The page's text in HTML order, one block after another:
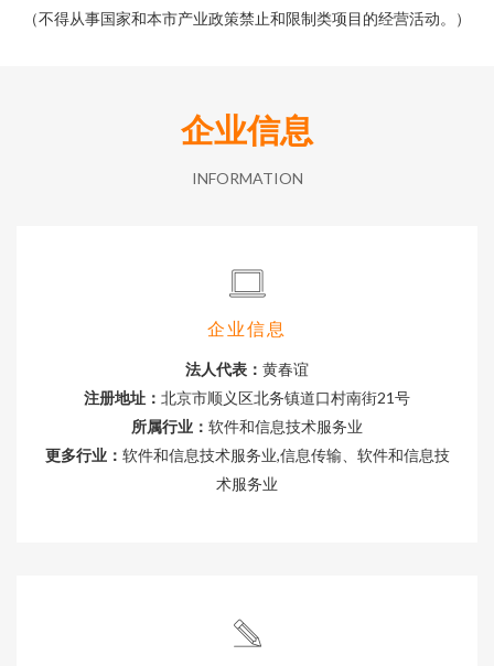
（不得从事国家和本市产业政策禁止和限制类项目的经营活动。）
企业信息
INFORMATION
企业信息
法人代表： 黄春谊
注册地址： 北京市顺义区北务镇道口村南街21号
所属行业： 软件和信息技术服务业
更多行业： 软件和信息技术服务业,信息传输、软件和信息技
术服务业